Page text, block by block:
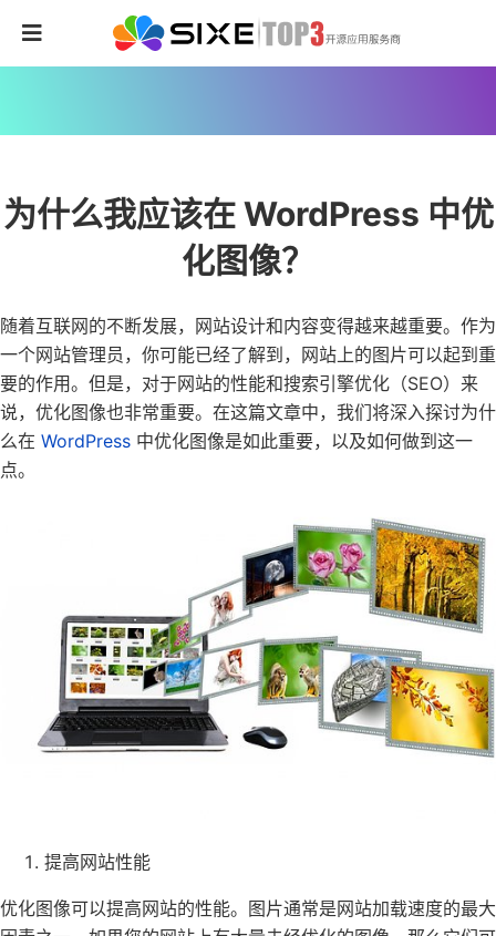
为什么我应该在 WordPress 中优
化图像？
随着互联网的不断发展，网站设计和内容变得越来越重要。作为
一个网站管理员，你可能已经了解到，网站上的图片可以起到重
要的作用。但是，对于网站的性能和搜索引擎优化（SEO）来
说，优化图像也非常重要。在这篇文章中，我们将深入探讨为什
么在 WordPress 中优化图像是如此重要，以及如何做到这一
点。
提高网站性能
优化图像可以提高网站的性能。图片通常是网站加载速度的最大